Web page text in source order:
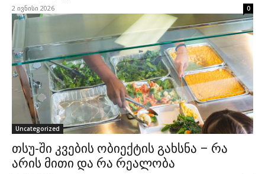
2 ივნისი 2026 0
Uncategorized
თსუ-ში კვების ობიექტის გახსნა – რა
არის მითი და რა რეალობა